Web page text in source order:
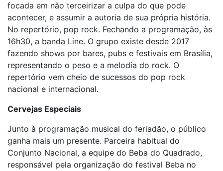
focada em não terceirizar a culpa do que pode
acontecer, e assumir a autoria de sua própria história.
No repertório, pop rock. Fechando a programação, às
16h30, a banda Line. O grupo existe desde 2017
fazendo shows por bares, pubs e festivais em Brasília,
representando o peso e a melodia do rock. O
repertório vem cheio de sucessos do pop rock
nacional e internacional.
Cervejas Especiais
Junto à programação musical do feriadão, o público
ganha mais um presente. Parceira habitual do
Conjunto Nacional, a equipe do Beba do Quadrado,
responsável pela organização do festival Beba no